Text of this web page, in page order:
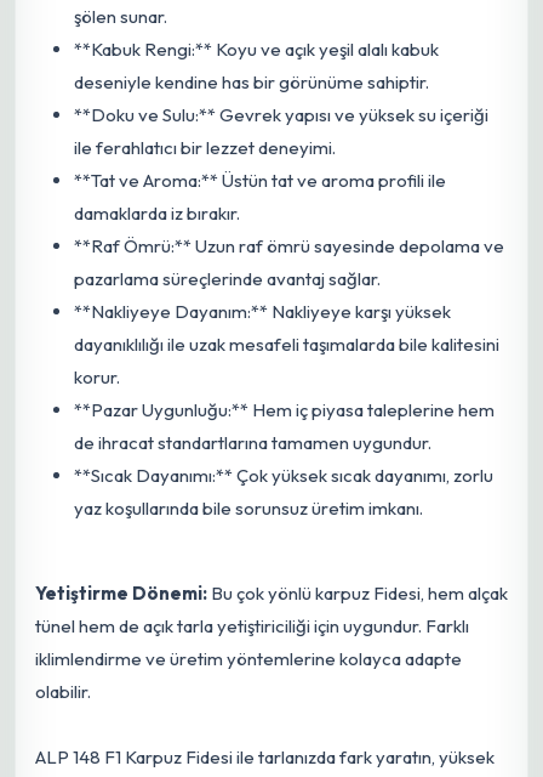
şölen sunar.
**Kabuk Rengi:** Koyu ve açık yeşil alalı kabuk
deseniyle kendine has bir görünüme sahiptir.
**Doku ve Sulu:** Gevrek yapısı ve yüksek su içeriği
ile ferahlatıcı bir lezzet deneyimi.
**Tat ve Aroma:** Üstün tat ve aroma profili ile
damaklarda iz bırakır.
**Raf Ömrü:** Uzun raf ömrü sayesinde depolama ve
pazarlama süreçlerinde avantaj sağlar.
**Nakliyeye Dayanım:** Nakliyeye karşı yüksek
dayanıklılığı ile uzak mesafeli taşımalarda bile kalitesini
korur.
**Pazar Uygunluğu:** Hem iç piyasa taleplerine hem
de ihracat standartlarına tamamen uygundur.
**Sıcak Dayanımı:** Çok yüksek sıcak dayanımı, zorlu
yaz koşullarında bile sorunsuz üretim imkanı.
Yetiştirme Dönemi: Bu çok yönlü karpuz Fidesi, hem alçak
tünel hem de açık tarla yetiştiriciliği için uygundur. Farklı
iklimlendirme ve üretim yöntemlerine kolayca adapte
olabilir.
ALP 148 F1 Karpuz Fidesi ile tarlanızda fark yaratın, yüksek